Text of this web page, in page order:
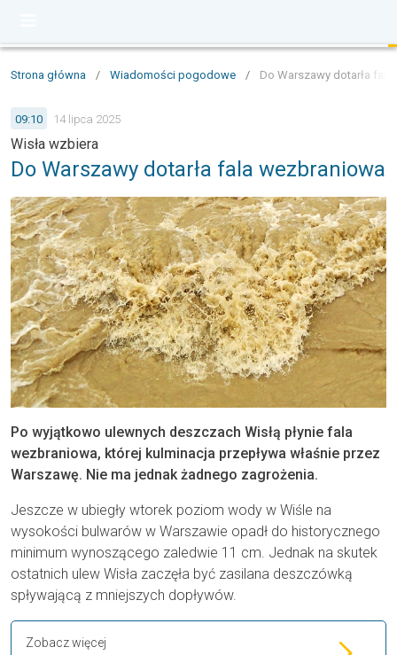
Strona główna / Wiadomości pogodowe / Do Warszawy dotarła
09:10 14 lipca 2025
Wisła wzbiera
Do Warszawy dotarła fala wezbraniowa
Po wyjątkowo ulewnych deszczach Wisłą płynie fala
wezbraniowa, której kulminacja przepływa właśnie przez
Warszawę. Nie ma jednak żadnego zagrożenia.
Jeszcze w ubiegły wtorek poziom wody w Wiśle na
wysokości bulwarów w Warszawie opadł do historycznego
minimum wynoszącego zaledwie 11 cm. Jednak na skutek
ostatnich ulew Wisła zaczęła być zasilana deszczówką
spływającą z mniejszych dopływów.
Zobacz więcej